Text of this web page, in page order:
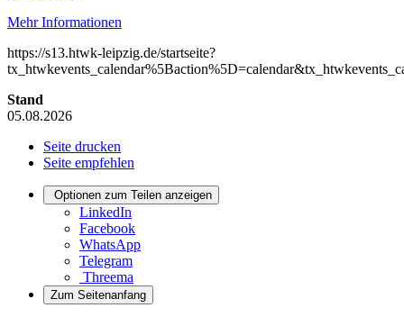
Mehr Informationen
https://s13.htwk-leipzig.de/startseite?
Stand
05.08.2026
Seite drucken
Seite empfehlen
Optionen zum Teilen anzeigen
LinkedIn
Facebook
WhatsApp
Telegram
Threema
Zum Seitenanfang